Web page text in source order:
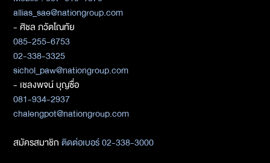
allias_sae@nationgroup.com
- ศิชล ภวัตโณทัย
085-255-6753
02-338-3325
sichol_paw@nationgroup.com
- เชลงพจน์ บุญซื่อ
081-934-2937
chalengpot@nationgroup.com
สมัครสมาชิกติดต่อเบอร์ 02-338-3000